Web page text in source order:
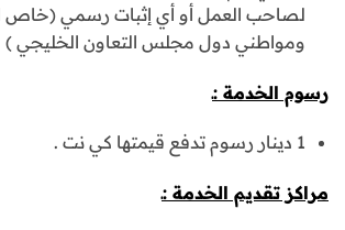
لصاحب العمل أو أي إثبات رسمي (خاص
ومواطني دول مجلس التعاون الخليجي )
رسوم الخدمة :ـ
1 دينار رسوم تدفع قيمتها كي نت .
مراكز تقديم الخدمة :ـ